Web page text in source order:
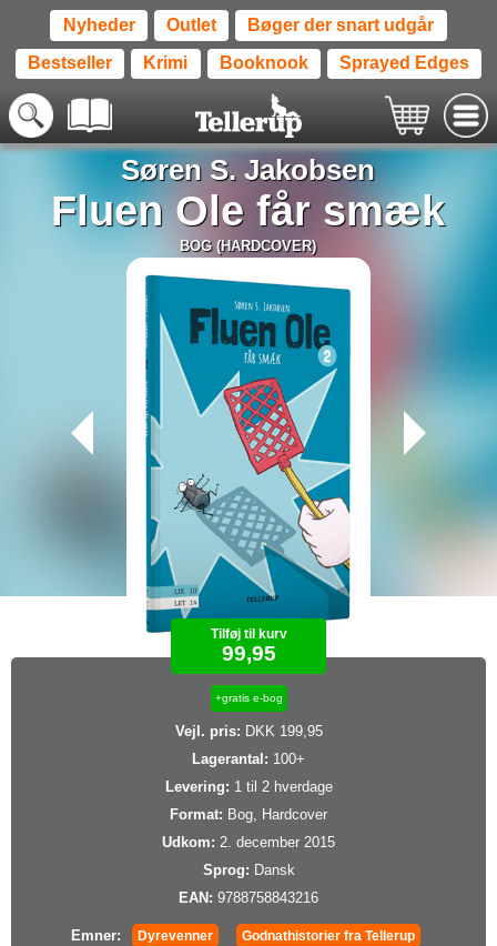
Nyheder Outlet Bøger der snart udgår
Bestseller Krimi Booknook Sprayed Edges
Søren S. Jakobsen
Fluen Ole får smæk
BOG (HARDCOVER)
Tilføj til kurv
99,95
+gratis e-bog
Vejl. pris: DKK 199,95
Lagerantal: 100+
Levering: 1 til 2 hverdage
Format: Bog, Hardcover
Udkom: 2. december 2015
Sprog: Dansk
EAN: 9788758843216
Emner: Dyrevenner Godnathistorier fra Tellerup